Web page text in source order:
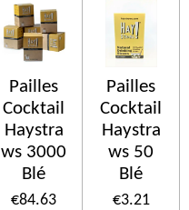
Pailles
Cocktail
Haystra
ws 3000
Blé
€84.63
Pailles
Cocktail
Haystra
ws 50
Blé
€3.21